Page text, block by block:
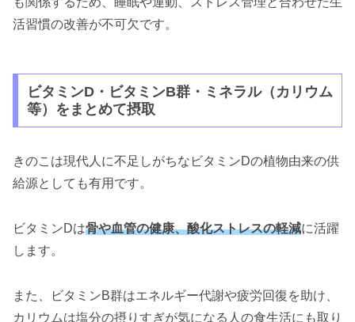
活習慣の改善が不可欠です。
ビタミンD・ビタミンB群・ミネラル（カリウム
等）をまとめて摂取
きのこは現代人に不足しがちなビタミンDの植物由来の供
給源としても有用です。
ビタミンDは骨や血管の健康、酸化ストレスの軽減に活躍
します。
また、ビタミンB群はエネルギー代謝や疲労回復を助け、
カリウムは塩分の摂りすぎが気になる人の食生活にも取り